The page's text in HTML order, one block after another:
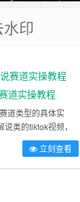
印
道实操教程
道类型的具体实
类的tiktok视频，
0到1剪出一个优秀
做tiktok影视解说作
然8月份起大多数平
立刻查看